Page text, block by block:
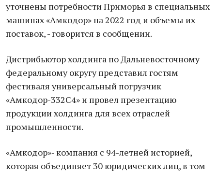
уточнены потребности Приморья в специальных
машинах «Амкодор» на 2022 год и объемы их
поставок, - говорится в сообщении.
Дистрибьютор холдинга по Дальневосточному
федеральному округу представил гостям
фестиваля универсальный погрузчик
«Амкодор-332С4» и провел презентацию
продукции холдинга для всех отраслей
промышленности.
«Амкодор»- компания с 94-летней историей,
которая объединяет 30 юридических лиц, в том